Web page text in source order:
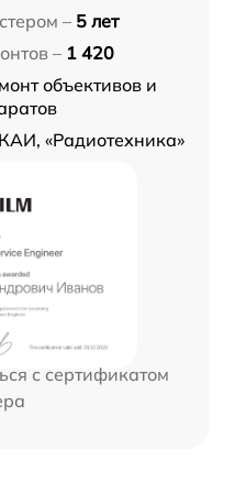
– 5 лет
– 1 420
объективов и
«Радиотехника»
с сертификатом